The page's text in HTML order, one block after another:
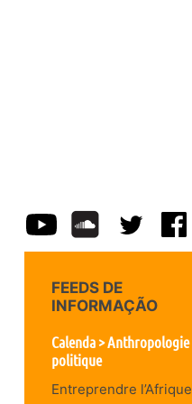
FEEDS DE
INFORMAÇÃO
Calenda > Anthropologie
politique
Entreprendre l’Afrique